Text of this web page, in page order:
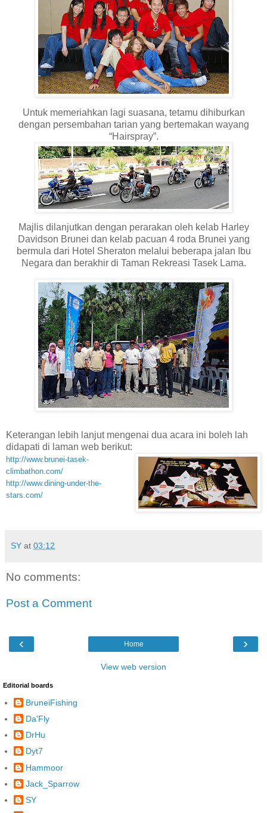
Untuk memeriahkan lagi suasana, tetamu dihiburkan
dengan persembahan tarian yang bertemakan wayang
“Hairspray”.
Majlis dilanjutkan dengan perarakan oleh kelab Harley
Davidson Brunei dan kelab pacuan 4 roda Brunei yang
bermula dari Hotel Sheraton melalui beberapa jalan Ibu
Negara dan berakhir di Taman Rekreasi Tasek Lama.
Keterangan lebih lanjut mengenai dua acara ini boleh lah
didapati di laman web berikut:
http://www.brunei-tasek-
climbathon.com/
http://www.dining-under-the-
stars.com/
SY at 03:12
No comments:
Post a Comment
‹ ›
Home
View web version
Editorial boards
BruneiFishing
Da'Fly
DrHu
Dyt7
Hammoor
Jack_Sparrow
SY